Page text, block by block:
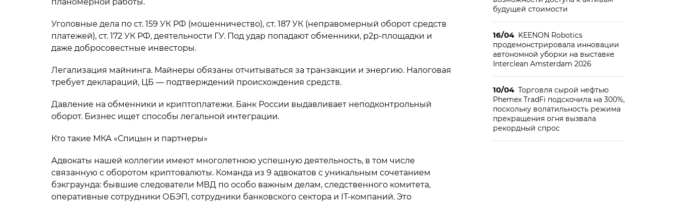
Уголовные дела по ст. 159 УК РФ (мошенничество), ст. 187 УК (неправомерный оборот средств
платежей), ст. 172 УК РФ, деятельности ГУ. Под удар попадают обменники, p2p-площадки и
даже добросовестные инвесторы.
Легализация майнинга. Майнеры обязаны отчитываться за транзакции и энергию. Налоговая
требует деклараций, ЦБ — подтверждений происхождения средств.
Давление на обменники и криптоплатежи. Банк России выдавливает неподконтрольный
оборот. Бизнес ищет способы легальной интеграции.
Кто такие МКА «Спицын и партнеры»
Адвокаты нашей коллегии имеют многолетнюю успешную деятельность, в том числе
связанную с оборотом криптовалюты. Команда из 9 адвокатов с уникальным сочетанием
бэкграунда: бывшие следователи МВД по особо важным делам, следственного комитета,
оперативные сотрудники ОБЭП, сотрудники банковского сектора и IT-компаний. Это
будущей стоимости
16/04 KEENON Robotics
продемонстрировала инновации
автономной уборки на выставке
Interclean Amsterdam 2026
10/04 Торговля сырой нефтью
Phemex TradFi подскочила на 300%,
поскольку волатильность режима
прекращения огня вызвала
рекордный спрос